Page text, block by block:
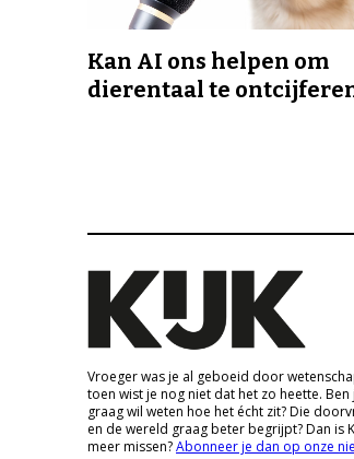
Kan AI ons helpen om
dierentaal te
Vroeger was je al geboeid door
toen wist je nog niet dat het zo heette.
graag wil weten hoe het écht zit? Die
en de wereld graag beter begrijpt? Dan is
meer missen?Abonneer je dan op onze